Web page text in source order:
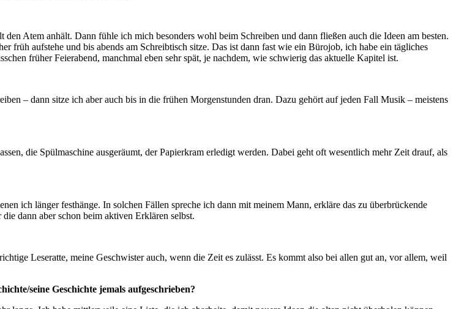
Atem anhält. Dann fühle ich mich besonders wohl beim Schreiben und dann fließen auch die Ideen am besten.
früh aufstehe und bis abends am Schreibtisch sitze. Das ist dann fast wie ein Bürojob, ich habe ein tägliches
früher Feierabend, manchmal eben sehr spät, je nachdem, wie schwierig das aktuelle Kapitel ist.
– dann sitze ich aber auch bis in die frühen Morgenstunden dran. Dazu gehört auf jeden Fall Musik – meistens
die Spülmaschine ausgeräumt, der Papierkram erledigt werden. Dabei geht oft wesentlich mehr Zeit drauf, als
ich länger festhänge. In solchen Fällen spreche ich dann mit meinem Mann, erkläre das zu überbrückende
dann aber schon beim aktiven Erklären selbst.
Leseratte, meine Geschwister auch, wenn die Zeit es zulässt. Es kommt also bei allen gut an, vor allem, weil
seine Geschichte jemals aufgeschrieben?